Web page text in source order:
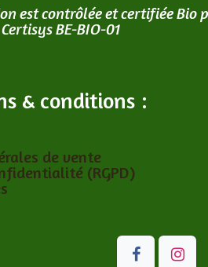
est contrôlée et certifiée Bio
Certisys BE-BIO-01
& conditions :
de vente
(RGPD)